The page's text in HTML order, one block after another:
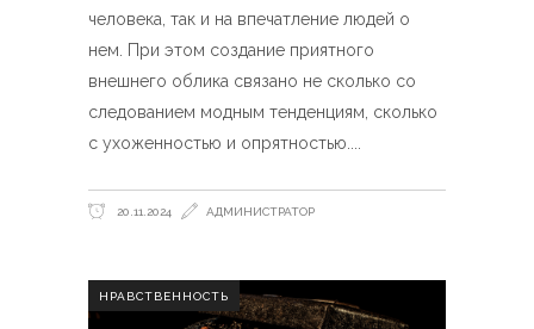
человека, так и на впечатление людей о
нем. При этом создание приятного
внешнего облика связано не сколько со
следованием модным тенденциям, сколько
с ухоженностью и опрятностью.
20.11.2024 АДМИНИСТРАТОР
НРАВСТВЕННОСТЬ